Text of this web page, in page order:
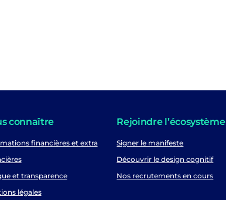
connaître
financières et extra
et transparence
légales
Rejoindre l’écosystème
Signer le manifeste
Découvrir le design cognitif
Nos recrutements en cours